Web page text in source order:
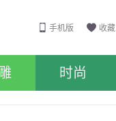
手机版 收藏
时尚